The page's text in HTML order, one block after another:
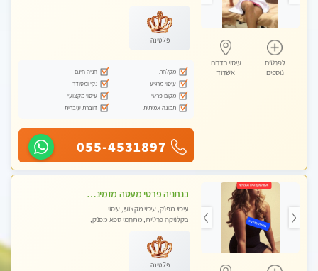
לפרטים
נוספים
עיסוי בדרום
אשדוד
פלטינה
מקלחת
חניה חינם
עיסוי מרגיע
נקי ומסודר
מקום פרטי
עיסוי מקצועי
תמונה אמיתית
דוברת עיברית
055-4531897
בנתניה פרטי מעסה מזמינה אותך למפגש אחד על אחד בלי שותפות! פינוק מרגיע vip
עיסוי מפנק, עיסוי מקצועי, עיסוי
בקלניקה פרטית, מתחמי ספא מפנק,
פלטינה